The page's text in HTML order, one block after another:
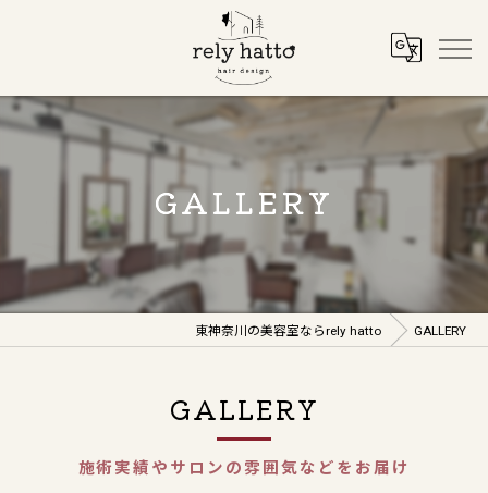
GALLERY
東神奈川の美容室ならrely hatto GALLERY
GALLERY
施術実績やサロンの雰囲気などをお届け